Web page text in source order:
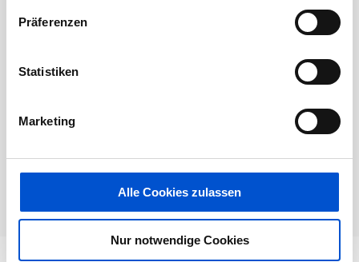
Präferenzen
Statistiken
Marketing
Alle Cookies zulassen
Nur notwendige Cookies